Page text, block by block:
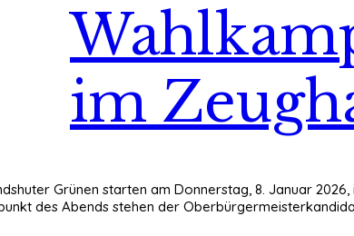
im
Grünen starten am Donnerstag, 8. Januar
des Abends stehen der